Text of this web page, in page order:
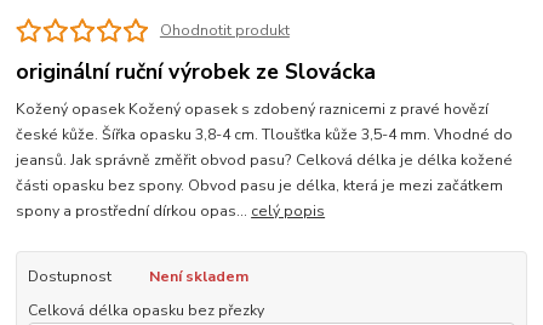
Ohodnotit produkt
originální ruční výrobek ze Slovácka
Kožený opasek Kožený opasek s zdobený raznicemi z pravé hovězí
české kůže. Šířka opasku 3,8-4 cm. Tloušťka kůže 3,5-4 mm. Vhodné do
jeansů. Jak správně změřit obvod pasu? Celková délka je délka kožené
části opasku bez spony. Obvod pasu je délka, která je mezi začátkem
spony a prostřední dírkou opas... celý popis
Dostupnost
Není skladem
Celková délka opasku bez přezky